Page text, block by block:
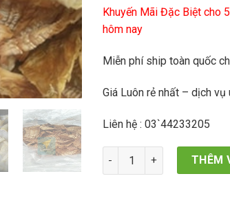
Khuyến Mãi Đặc Biệt cho
hôm nay
Miễn phí ship toàn quốc
Giá Luôn rẻ nhất – dịch vụ
Liên hệ : 03`44233205
Măng khô, măng tre,THÊM